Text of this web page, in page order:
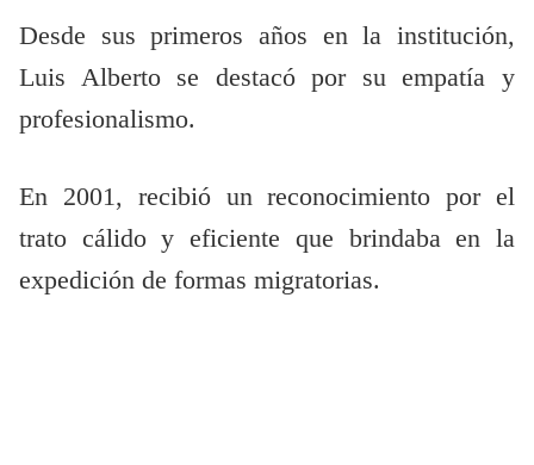
Desde sus primeros años en la institución,
Luis Alberto se destacó por su empatía y
profesionalismo.
En 2001, recibió un reconocimiento por el
trato cálido y eficiente que brindaba en la
expedición de formas migratorias.